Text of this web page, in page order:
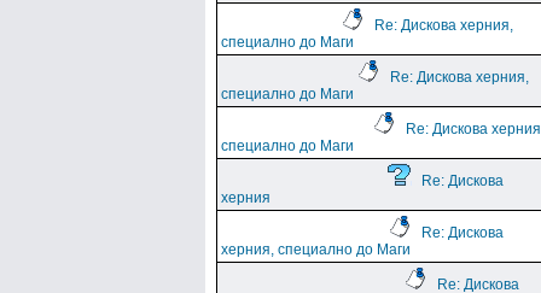
Re: Дискова херния,
специално до Маги
Re: Дискова херния,
специално до Маги
Re: Дискова
специално до Маги
Re: Дискова
херния
Re: Дискова
херния, специално до Маги
Re: Дискова